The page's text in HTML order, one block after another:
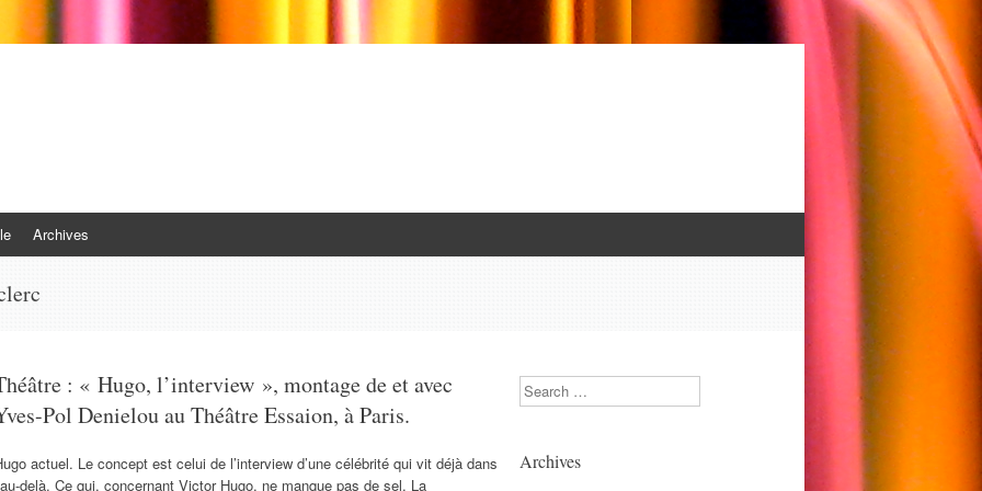
Archives
: « Hugo, l’interview », montage de et avec
Pol Denielou au Théâtre Essaion, à Paris.
actuel. Le concept est celui de l’interview d’une célébrité qui vit déjà dans
delà. Ce qui, concernant Victor Hugo, ne manque pas de sel. La
Search
Archives